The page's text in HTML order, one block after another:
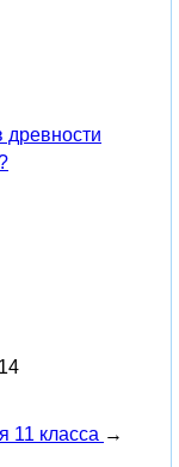
древности
11 класса →